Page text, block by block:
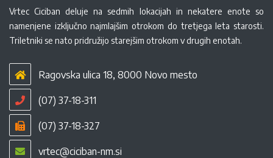
Vrtec Ciciban deluje na sedmih lokacijah in nekatere enote so
namenjene izključno najmlajšim otrokom do tretjega leta starosti.
Triletniki se nato pridružijo starejšim otrokom v drugih enotah.
Ragovska ulica 18, 8000 Novo mesto
(07) 37-18-311
(07) 37-18-327
vrtec@ciciban-nm.si